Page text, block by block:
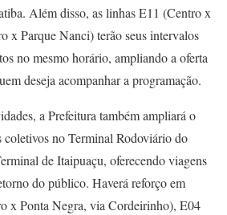
Além disso, as linhas E11 (Centro x
x Parque Nanci) terão seus intervalos
no mesmo horário, ampliando a oferta
deseja acompanhar a programação.
a Prefeitura também ampliará o
coletivos no Terminal Rodoviário do
de Itaipuaçu, oferecendo viagens
do público. Haverá reforço em
x Ponta Negra, via Cordeirinho), E04